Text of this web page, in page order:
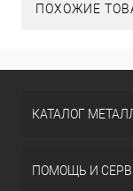
ПОХОЖИЕ
КАТАЛОГ
ПОМОЩЬ И